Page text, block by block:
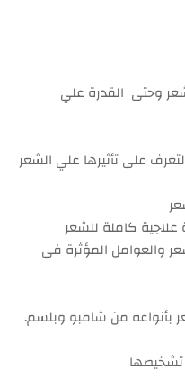
وحتى القدرة علي
على تأثيرها علي الشعر
كاملة للشعر
والعوامل المؤثرة فى
بأنواعه من شامبو وبلسم.